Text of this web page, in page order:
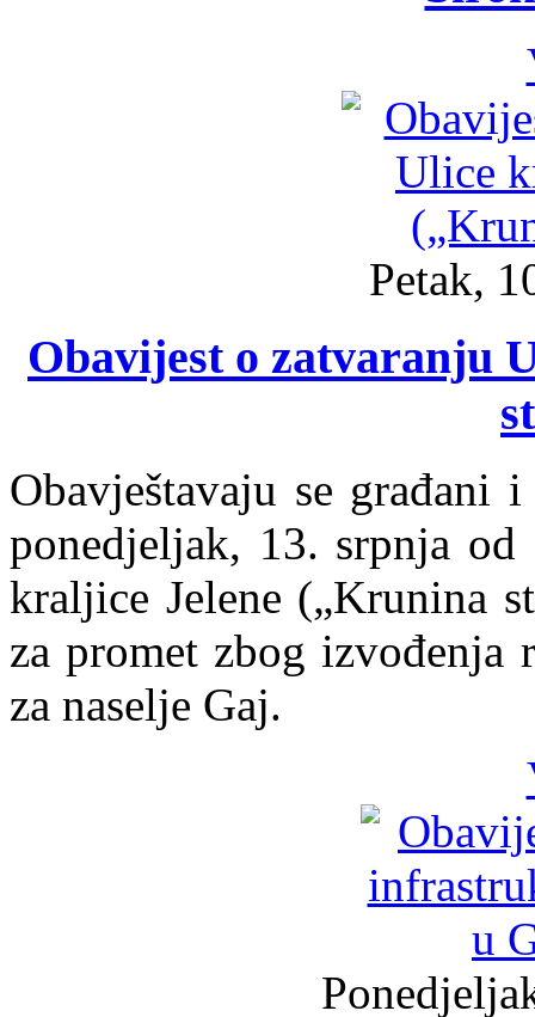
Petak,
Obavijest o zatvaranju
Obavještavaju se
ponedjeljak, 13. srpnja
kraljice Jelene („Krunina
za promet zbog izvođenja
za naselje Gaj.